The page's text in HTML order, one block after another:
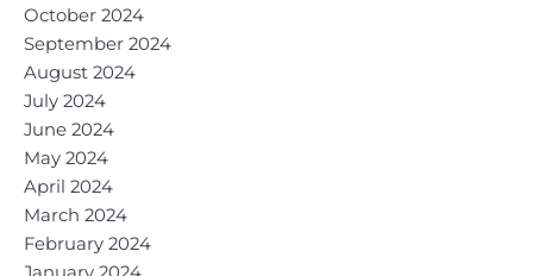
October 2024
September 2024
August 2024
July 2024
June 2024
May 2024
April 2024
March 2024
February 2024